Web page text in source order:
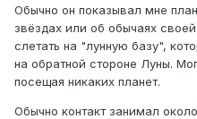
Обычно он показывал мне
звёздах или об обычаях
слетать на "лунную базу",
на обратной стороне Луны.
посещая никаких планет.
Обычно контакт занимал